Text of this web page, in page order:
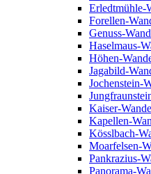
Erledtmühle-
Forellen-
Genuss-
Haselmaus-
Höhen-
Jagabild-
Jochenstein-
Kaiser-
Kapellen-
Kösslbach-
Moarfelsen-
Pankrazius-
Panorama-